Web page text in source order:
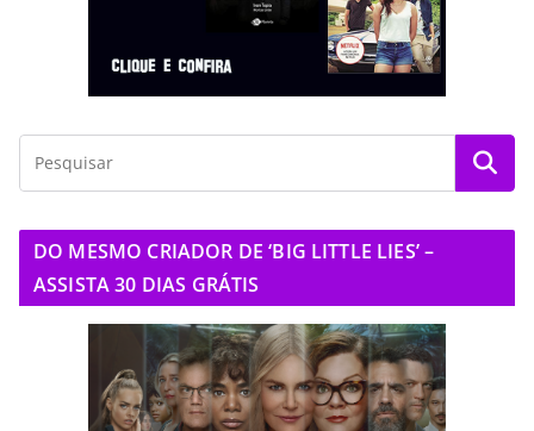
DO MESMO CRIADOR DE ‘BIG LITTLE LIES’ –
ASSISTA 30 DIAS GRÁTIS